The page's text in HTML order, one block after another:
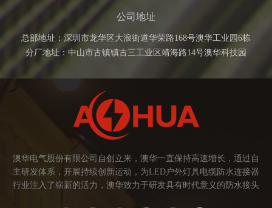
公司地址
总部地址：深圳市龙华区大浪街道华荣路168号澳华工业园6栋
分厂地址：中山市古镇镇古三工业区靖海路14号澳华科技园
澳华电气股份有限公司自创立来，澳华一直保持高速增长，通过自
主研发体系，开展持续创新运动，为LED户外灯具电缆防水连接器
行业注入了崭新的活力，澳华致力于研发具有时代意义的防水接头